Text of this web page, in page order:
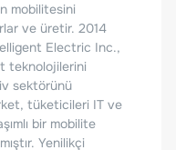
mobilitesini
ve üretir. 2014
Electric Inc.,
teknolojilerini
sektörünü
tüketicileri IT ve
bir mobilite
Yenilikçi